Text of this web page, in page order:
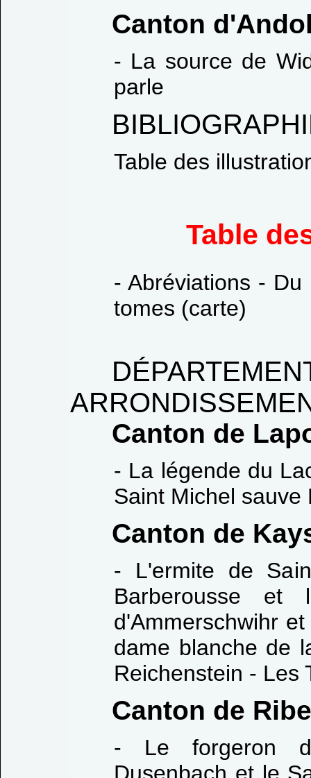
Canton
- La source de
parle
Table des
Table
- Abréviations -
tomes (carte)
Canton de
- La légende du
Saint Michel sauve
Canton de
- L'ermite de
Barberousse
d'Ammerschwihr
dame blanche de
Reichenstein - Les
Canton de
- Le forgeron
Dusenbach et le